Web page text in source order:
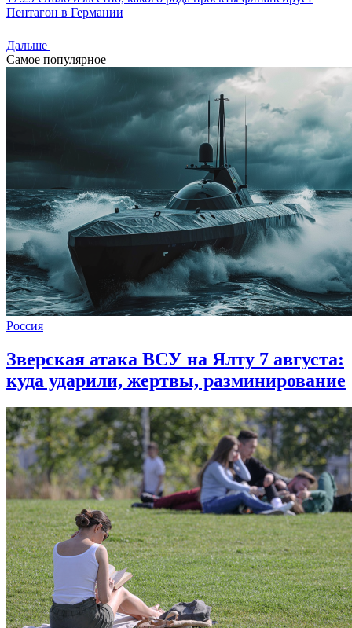
Пентагон в Германии
Дальше
Самое популярное
Россия
Зверская атака ВСУ на Ялту 7 августа:
куда ударили, жертвы, разминирование